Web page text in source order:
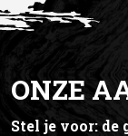
ONZE
Stel je voor: de